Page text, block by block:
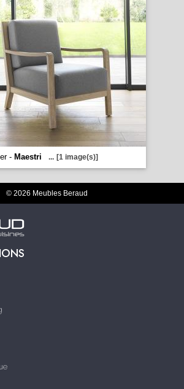
- Maestri ... [1 image(s)]
© 2026 Meubles Beraud